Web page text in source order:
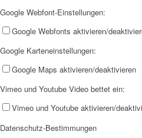
Google Webfont-Einstellungen:
Google Webfonts aktivieren/
Google Karteneinstellungen:
Google Maps aktivieren/deaktivieren
Vimeo und Youtube Video bettet ein:
Vimeo und Youtube aktivieren/
Datenschutz-Bestimmungen